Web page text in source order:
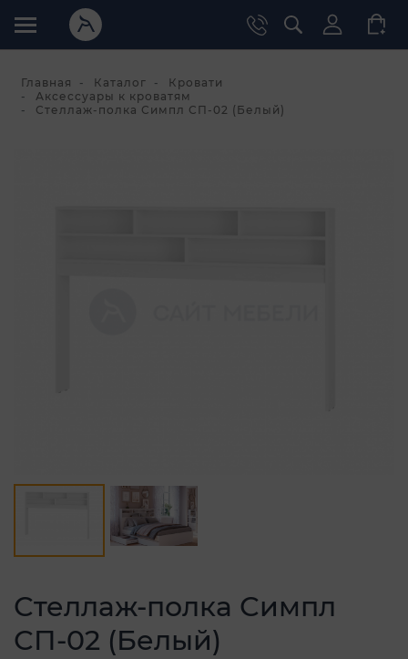
Главная Каталог
Кровати
Аксессуары к кроватям
Стеллаж-полка Симпл СП-02 (Белый)
Стеллаж-полка Симпл
СП-02 (Белый)